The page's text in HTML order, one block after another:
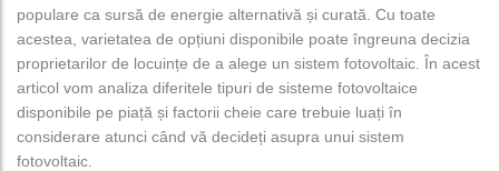
populare ca sursă de energie alternativă și curată. Cu toate
acestea, varietatea de opțiuni disponibile poate îngreuna decizia
proprietarilor de locuințe de a alege un sistem fotovoltaic. În acest
articol vom analiza diferitele tipuri de sisteme fotovoltaice
disponibile pe piață și factorii cheie care trebuie luați în
considerare atunci când vă decideți asupra unui sistem
fotovoltaic.